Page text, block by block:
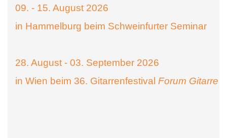
09. - 15. August 2026
in Hammelburg beim Schweinfurter Seminar
28. August - 03. September 2026
in Wien beim 36. Gitarrenfestival Forum Gitarre